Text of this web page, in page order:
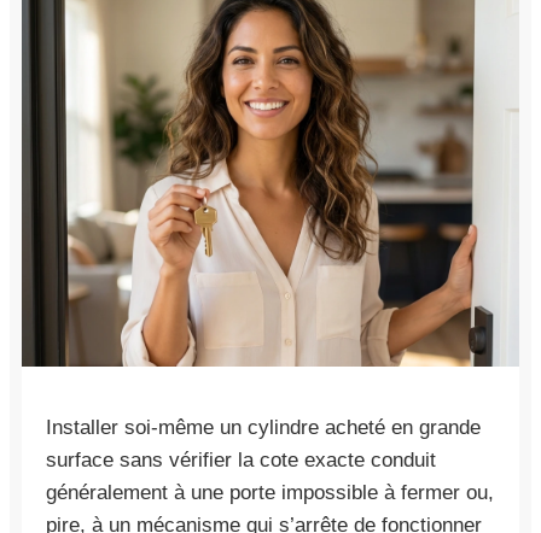
Installer soi-même un cylindre acheté en grande
surface sans vérifier la cote exacte conduit
généralement à une porte impossible à fermer ou,
pire, à un mécanisme qui s’arrête de fonctionner